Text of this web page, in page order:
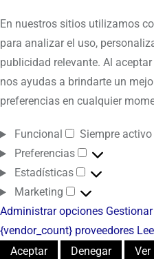
En nuestros sitios utilizamos
para analizar el uso,
publicidad relevante. Al
nos ayudas a brindarte un
preferencias en cualquier
Funcional
Siempre activo
Preferencias
Estadísticas
Marketing
Administrar opciones
{vendor_count} proveedores
Aceptar
Denegar
Ver